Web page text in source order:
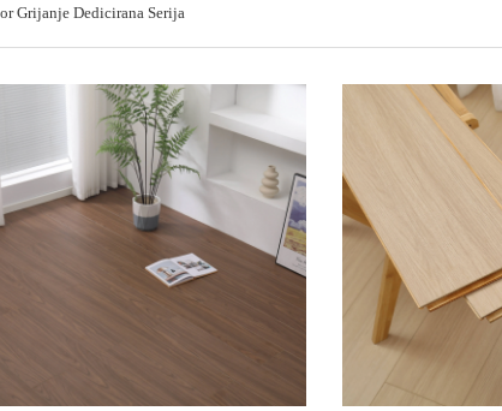
Grijanje Dedicirana Serija